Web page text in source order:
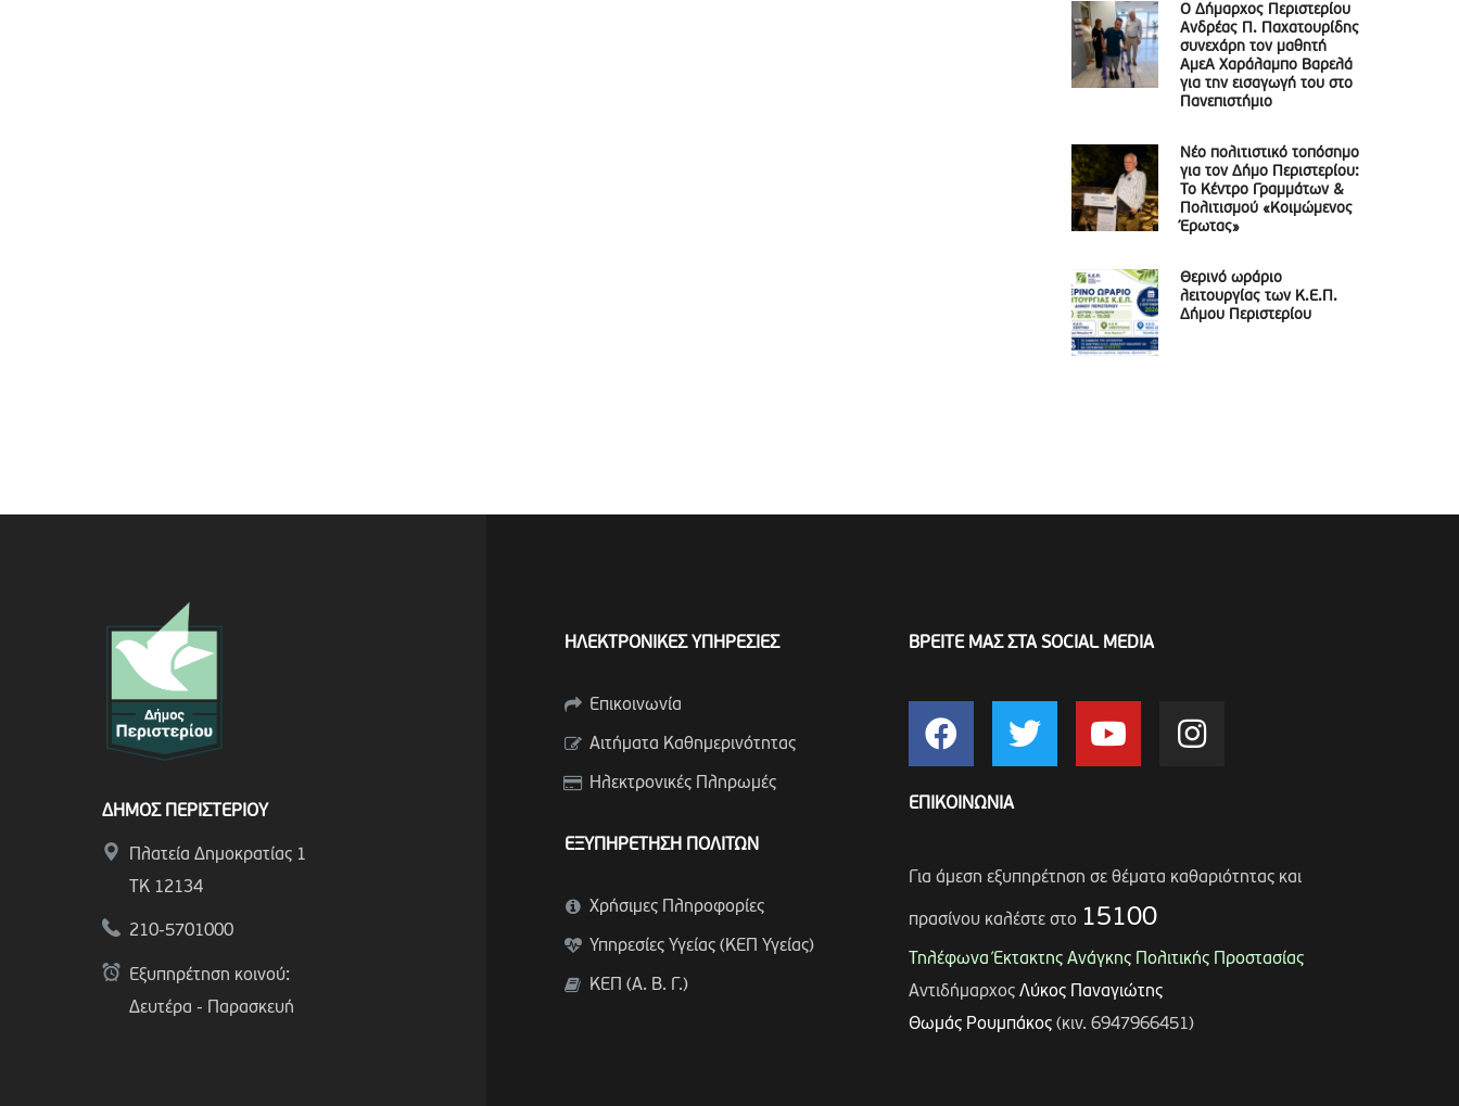
Ο Δήμαρχος Περιστερίου
Ανδρέας Π. Παχατουρίδης
συνεχάρη τον μαθητή
ΑμεΑ Χαράλαμπο Βαρελά
για την εισαγωγή του στο
Πανεπιστήμιο
Νέο πολιτιστικό τοπόσημο
για τον Δήμο Περιστερίου:
Το Κέντρο Γραμμάτων &
Πολιτισμού «Κοιμώμενος
Έρωτας»
Θερινό ωράριο
λειτουργίας των Κ.Ε.Π.
Δήμου Περιστερίου
ΔΗΜΟΣ ΠΕΡΙΣΤΕΡΙΟΥ
Πλατεία Δημοκρατίας 1
ΤΚ 12134
210-5701000
Εξυπηρέτηση κοινού:
Δευτέρα - Παρασκευή
ΗΛΕΚΤΡΟΝΙΚΕΣ ΥΠΗΡΕΣΙΕΣ
Επικοινωνία
Αιτήματα Καθημερινότητας
Ηλεκτρονικές Πληρωμές
ΕΞΥΠΗΡΕΤΗΣΗ ΠΟΛΙΤΩΝ
Χρήσιμες Πληροφορίες
Υπηρεσίες Υγείας (ΚΕΠ Υγείας)
ΚΕΠ (Α. Β. Γ.)
ΒΡΕΙΤΕ ΜΑΣ ΣΤΑ SOCIAL MEDIA
ΕΠΙΚΟΙΝΩΝΙΑ
Για άμεση εξυπηρέτηση σε θέματα καθαριότητας και
πρασίνου καλέστε στο 15100
Τηλέφωνα Έκτακτης Ανάγκης Πολιτικής Προστασίας
Αντιδήμαρχος Λύκος Παναγιώτης
Θωμάς Ρουμπάκος(κιν. 6947966451)